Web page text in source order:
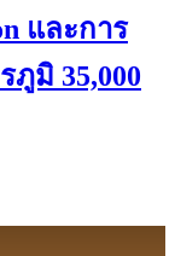
และการ
ภูมิ 35,000